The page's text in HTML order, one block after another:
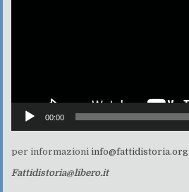
00:00
per informazioniinfo@fattidistoria.org
Fattidistoria@libero.it